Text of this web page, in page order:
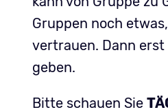
Gruppen noch
vertrauen. Dann
geben.
Bitte schauen Sie